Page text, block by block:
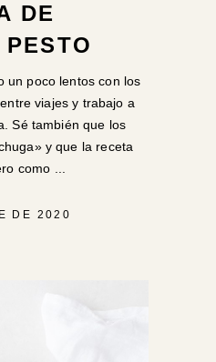
DE
un poco lentos con los
viajes y trabajo a
Sé también que los
y que la receta
como
DE 2020